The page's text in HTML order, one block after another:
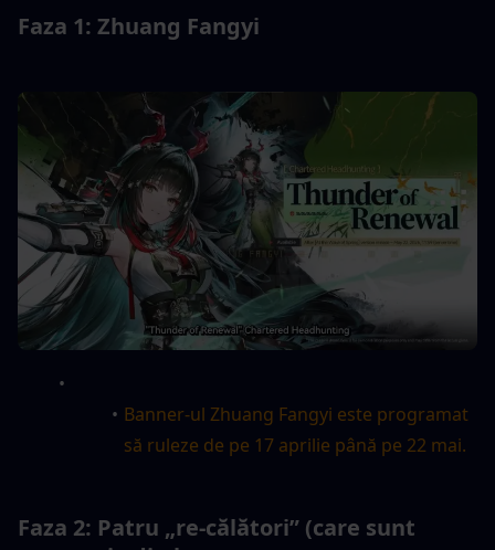
Faza 1: Zhuang Fangyi
Banner-ul Zhuang Fangyi este programat
să ruleze de pe 17 aprilie până pe 22 mai.
Faza 2: Patru „re-călători” (care sunt